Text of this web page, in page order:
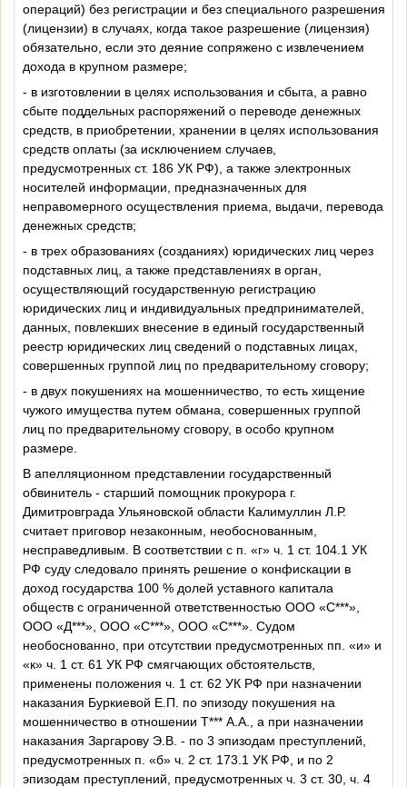
операций) без регистрации и без специального разрешения
(лицензии) в случаях, когда такое разрешение (лицензия)
обязательно, если это деяние сопряжено с извлечением
дохода в крупном размере;
- в изготовлении в целях использования и сбыта, а равно
сбыте поддельных распоряжений о переводе денежных
средств, в приобретении, хранении в целях использования
средств оплаты (за исключением случаев,
предусмотренных ст. 186 УК РФ), а также электронных
носителей информации, предназначенных для
неправомерного осуществления приема, выдачи, перевода
денежных средств;
- в трех образованиях (созданиях) юридических лиц через
подставных лиц, а также представлениях в орган,
осуществляющий государственную регистрацию
юридических лиц и индивидуальных предпринимателей,
данных, повлекших внесение в единый государственный
реестр юридических лиц сведений о подставных лицах,
совершенных группой лиц по предварительному сговору;
- в двух покушениях на мошенничество, то есть хищение
чужого имущества путем обмана, совершенных группой
лиц по предварительному сговору, в особо крупном
размере.
В апелляционном представлении государственный
обвинитель - старший помощник прокурора г.
Димитровграда Ульяновской области Калимуллин Л.Р.
считает приговор незаконным, необоснованным,
несправедливым. В соответствии с п. «г» ч. 1 ст. 104.1 УК
РФ суду следовало принять решение о конфискации в
доход государства 100 % долей уставного капитала
обществ с ограниченной ответственностью ООО «С***»,
ООО «Д***», ООО «С***», ООО «С***». Судом
необоснованно, при отсутствии предусмотренных пп. «и» и
«к» ч. 1 ст. 61 УК РФ смягчающих обстоятельств,
применены положения ч. 1 ст. 62 УК РФ при назначении
наказания Буркиевой Е.П. по эпизоду покушения на
мошенничество в отношении Т*** А.А., а при назначении
наказания Заргарову Э.В. - по 3 эпизодам преступлений,
предусмотренных п. «б» ч. 2 ст. 173.1 УК РФ, и по 2
эпизодам преступлений, предусмотренных ч. 3 ст. 30, ч. 4